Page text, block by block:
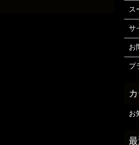
ス
サ
お
プ
お